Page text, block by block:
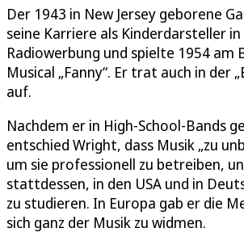
Der 1943 in New Jersey geborene
seine Karriere als Kinderdarsteller in
Radiowerbung und spielte 1954 am
Musical „Fanny“. Er trat auch in der
auf.
Nachdem er in High-School-Bands
entschied Wright, dass Musik „zu
um sie professionell zu betreiben,
stattdessen, in den USA und in
zu studieren. In Europa gab er die
sich ganz der Musik zu widmen.